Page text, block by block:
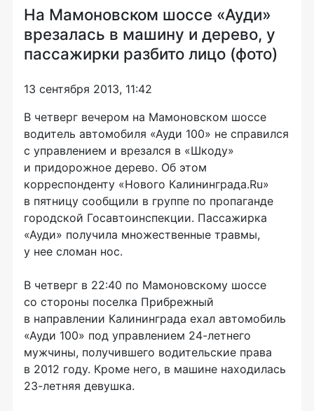
На Мамоновском шоссе «Ауди»
врезалась в машину и дерево, у
пассажирки разбито лицо (фото)
13 сентября 2013, 11:42
В четверг вечером на Мамоновском шоссе
водитель автомобиля «Ауди 100» не справился
с управлением и врезался в «Шкоду»
и придорожное дерево. Об этом
корреспонденту «Нового Калининграда.Ru»
в пятницу сообщили в группе по пропаганде
городской Госавтоинспекции. Пассажирка
«Ауди» получила множественные травмы,
у нее сломан нос.
В четверг в 22:40 по Мамоновскому шоссе
со стороны поселка Прибрежный
в направлении Калининграда ехал автомобиль
«Ауди 100» под управлением 24-летнего
мужчины, получившего водительские права
в 2012 году. Кроме него, в машине находилась
23-летняя девушка.